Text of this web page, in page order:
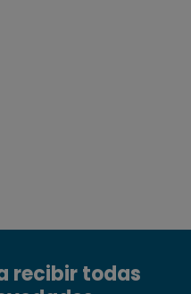
recibir todas